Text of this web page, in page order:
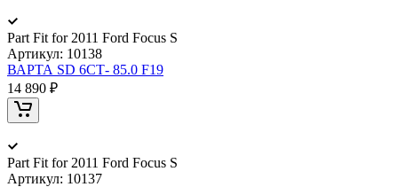
Part Fit for 2011 Ford Focus S
Артикул: 10138
ВАРТА SD 6СТ- 85.0 F19
14 890 ₽
Part Fit for 2011 Ford Focus S
Артикул: 10137